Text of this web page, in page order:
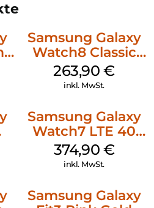
Samsung Galaxy
Watch8 Classic
White
263,90€
inkl. MwSt.
Samsung Galaxy
Watch7 LTE 40
mm Cream
374,90 €
inkl. MwSt.
Samsung Galaxy